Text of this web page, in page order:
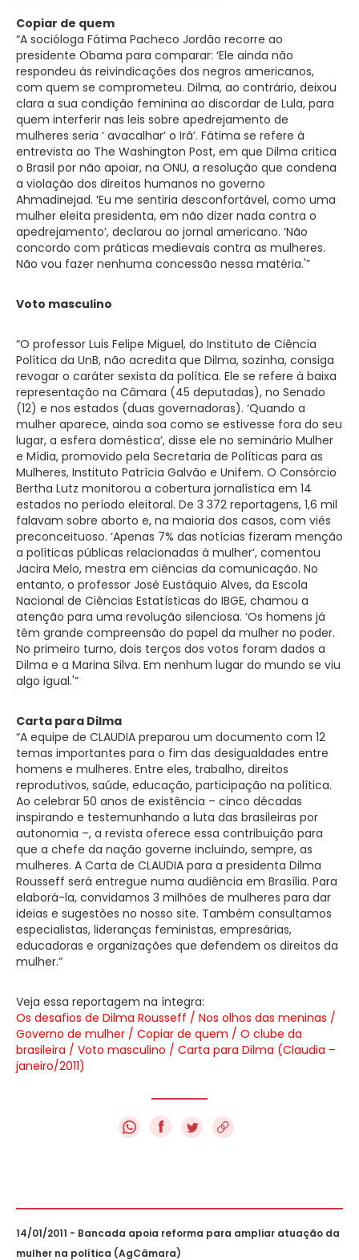
Copiar de quem
“A socióloga Fátima Pacheco Jordão recorre ao
presidente Obama para comparar: ‘Ele ainda não
respondeu às reivindicações dos negros americanos,
com quem se comprometeu. Dilma, ao contrário, deixou
clara a sua condição feminina ao discordar de Lula, para
quem interferir nas leis sobre apedrejamento de
mulheres seria ‘ avacalhar’ o Irã’. Fátima se refere à
entrevista ao The Washington Post, em que Dilma critica
o Brasil por não apoiar, na ONU, a resolução que condena
a violação dos direitos humanos no governo
Ahmadinejad. ‘Eu me sentiria desconfortável, como uma
mulher eleita presidenta, em não dizer nada contra o
apedrejamento’, declarou ao jornal americano. ‘Não
concordo com práticas medievais contra as mulheres.
Não vou fazer nenhuma concessão nessa matéria.'”
Voto masculino
“O professor Luis Felipe Miguel, do Instituto de Ciência
Política da UnB, não acredita que Dilma, sozinha, consiga
revogar o caráter sexista da política. Ele se refere à baixa
representação na Câmara (45 deputadas), no Senado
(12) e nos estados (duas governadoras). ‘Quando a
mulher aparece, ainda soa como se estivesse fora do seu
lugar, a esfera doméstica’, disse ele no seminário Mulher
e Mídia, promovido pela Secretaria de Políticas para as
Mulheres, Instituto Patrícia Galvão e Unifem. O Consórcio
Bertha Lutz monitorou a cobertura jornalística em 14
estados no período eleitoral. De 3 372 reportagens, 1,6 mil
falavam sobre aborto e, na maioria dos casos, com viés
preconceituoso. ‘Apenas 7% das notícias fizeram menção
a políticas públicas relacionadas à mulher’, comentou
Jacira Melo, mestra em ciências da comunicação. No
entanto, o professor José Eustáquio Alves, da Escola
Nacional de Ciências Estatísticas do IBGE, chamou a
atenção para uma revolução silenciosa. ‘Os homens já
têm grande compreensão do papel da mulher no poder.
No primeiro turno, dois terços dos votos foram dados a
Dilma e a Marina Silva. Em nenhum lugar do mundo se viu
algo igual.'”
Carta para Dilma
“A equipe de CLAUDIA preparou um documento com 12
temas importantes para o fim das desigualdades entre
homens e mulheres. Entre eles, trabalho, direitos
reprodutivos, saúde, educação, participação na política.
Ao celebrar 50 anos de existência – cinco décadas
inspirando e testemunhando a luta das brasileiras por
autonomia –, a revista oferece essa contribuição para
que a chefe da nação governe incluindo, sempre, as
mulheres. A Carta de CLAUDIA para a presidenta Dilma
Rousseff será entregue numa audiência em Brasília. Para
elaborá-la, convidamos 3 milhões de mulheres para dar
ideias e sugestões no nosso site. Também consultamos
especialistas, lideranças feministas, empresárias,
educadoras e organizações que defendem os direitos da
mulher.”
Veja essa reportagem na íntegra:
Os desafios de Dilma Rousseff / Nos olhos das meninas /
Governo de mulher / Copiar de quem / O clube da
brasileira / Voto masculino / Carta para Dilma (Claudia –
janeiro/2011)
f
14/01/2011 - Bancada apoia reforma para ampliar atuação da
mulher na política (AgCâmara)